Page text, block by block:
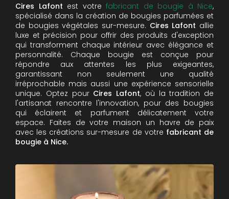
Cires Lafont est votre fabricant de bougie à Nice,
spécialisé dans la création de bougies parfumées et
de bougies végétales sur-mesure. Cires Lafont allie
luxe et précision pour offrir des produits d'exception
qui transforment chaque intérieur avec élégance et
personnalité. Chaque bougie est conçue pour
répondre aux attentes les plus exigeantes,
garantissant non seulement une qualité
irréprochable mais aussi une expérience sensorielle
unique. Optez pour Cires Lafont, où la tradition de
l'artisanat rencontre l'innovation, pour des bougies
qui éclairent et parfument délicatement votre
espace. Faites de votre maison un havre de paix
avec les créations sur-mesure de votre fabricant de
bougie à Nice.